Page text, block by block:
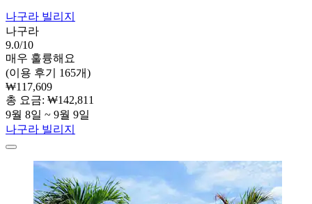
나구라 빌리지
나구라
9.0/10
매우 훌륭해요
(이용 후기 165개)
₩117,609
총 요금: ₩142,811
9월 8일 ~ 9월 9일
나구라 빌리지